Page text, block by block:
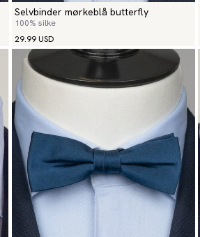
Selvbinder mørkeblå butterfly
100% silke
29.99 USD